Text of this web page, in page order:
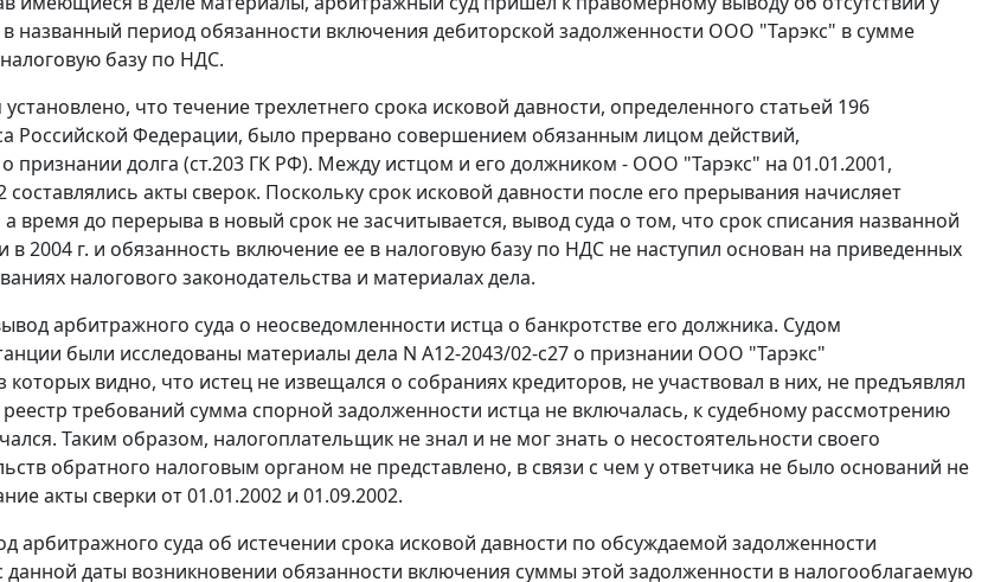
названный период обязанности включения дебиторской задолженности ООО "Тарэкс" в сумме
базу по НДС.
что течение трехлетнего срока исковой давности, определенного статьей 196
Российской Федерации, было прервано совершением обязанным лицом действий,
признании долга (ст.203 ГК РФ). Между истцом и его должником - ООО "Тарэкс" на 01.01.2001,
составлялись акты сверок. Поскольку срок исковой давности после его прерывания начисляет
а время до перерыва в новый срок не засчитывается, вывод суда о том, что срок списания названной
2004 г. и обязанность включение ее в налоговую базу по НДС не наступил основан на приведенных
налогового законодательства и материалах дела.
арбитражного суда о неосведомленности истца о банкротстве его должника. Судом
были исследованы материалы дела N А12-2043/02-с27 о признании ООО "Тарэкс"
которых видно, что истец не извещался о собраниях кредиторов, не участвовал в них, не предъявлял
требований сумма спорной задолженности истца не включалась, к судебному рассмотрению
Таким образом, налогоплательщик не знал и не мог знать о несостоятельности своего
обратного налоговым органом не представлено, в связи с чем у ответчика не было оснований не
акты сверки от 01.01.2002 и 01.09.2002.
арбитражного суда об истечении срока исковой давности по обсуждаемой задолженности
данной даты возникновении обязанности включения суммы этой задолженности в налогооблагаемую